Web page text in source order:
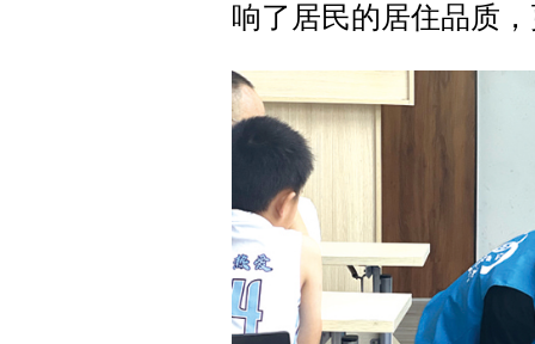
响了居民的居住品质